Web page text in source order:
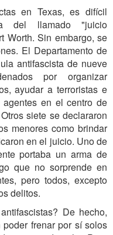
en Texas, es difícil
del llamado "juicio
Worth. Sin embargo, se
El Departamento de
antifascista de nueve
por organizar
ayudar a terroristas e
en el centro de
siete se declararon
menores como brindar
en el juicio. Uno de
portaba un arma de
que no sorprende en
pero todos, excepto
delitos.
De hecho,
frenar por sí solos